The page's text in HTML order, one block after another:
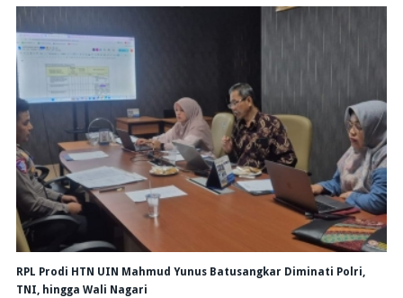
RPL Prodi HTN UIN Mahmud Yunus Batusangkar Diminati Polri,
TNI, hingga Wali Nagari